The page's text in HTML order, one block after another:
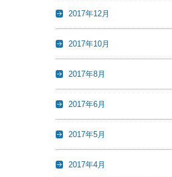
2017年12月
2017年10月
2017年8月
2017年6月
2017年5月
2017年4月